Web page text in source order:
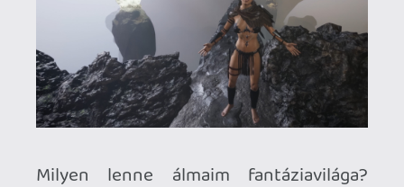
mindezt maximális élvezeti faktorral nem
tudná a kis csapatom megvalósítani. Ha
már jól működik minden, vétek lenne
logikai és környezeti feladványokra
szűkíteni a felhasználás terét: a már
sokszor bizonyított pókokkal,
tölteném meg a barlangokat, hogy minél